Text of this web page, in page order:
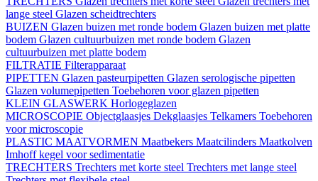
lange steel Glazen scheidtrechters
BUIZEN Glazen buizen met ronde bodem Glazen buizen met platte
bodem Glazen cultuurbuizen met ronde bodem Glazen
cultuurbuizen met platte bodem
FILTRATIE Filterapparaat
PIPETTEN Glazen pasteurpipetten Glazen serologische pipetten
Glazen volumepipetten Toebehoren voor glazen pipetten
KLEIN GLASWERK Horlogeglazen
MICROSCOPIE Objectglaasjes Dekglaasjes Telkamers Toebehoren
voor microscopie
PLASTIC MAATVORMEN Maatbekers Maatcilinders Maatkolven
Imhoff kegel voor sedimentatie
TRECHTERS Trechters met korte steel Trechters met lange steel